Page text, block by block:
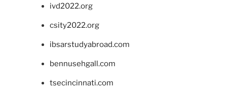
ivd2022.org
csity2022.org
ibsarstudyabroad.com
bennusehgall.com
tsecincinnati.com